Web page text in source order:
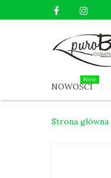
NOWOŚCI
New
Strona główna